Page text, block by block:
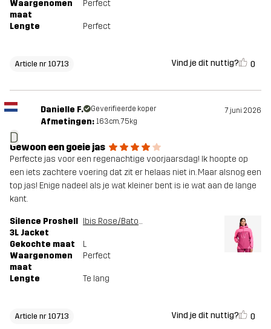
Waargenomen
maat
Perfect
Lengte Perfect
Article nr 10713 Vind je dit nuttig? 0
D
Danielle F. Geverifieerde koper 7 juni 2026
Afmetingen: 163cm, 75kg
Gewoon een goeie jas
Perfecte jas voor een regenachtige voorjaarsdag! Ik hoopte op
een iets zachtere voering dat zit er helaas niet in. Maar alsnog een
top jas! Enige nadeel als je wat kleiner bent is ie wat aan de lange
kant.
Silence Proshell
3L Jacket
Ibis Rose/Baton Rouge
Gekochte maat
L
Waargenomen
maat
Perfect
Lengte Te lang
Article nr 10713 Vind je dit nuttig? 0